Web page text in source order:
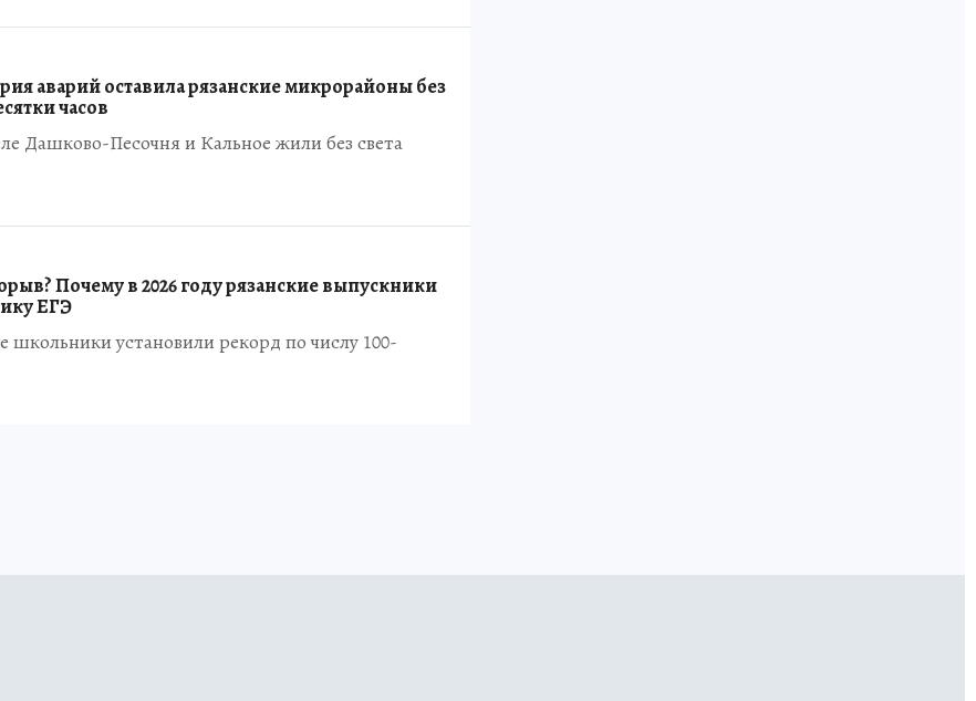
аварий оставила рязанские микрорайоны без
часов
Дашково-Песочня и Кальное жили без света
Почему в 2026 году рязанские выпускники
ЕГЭ
школьники установили рекорд по числу 100-